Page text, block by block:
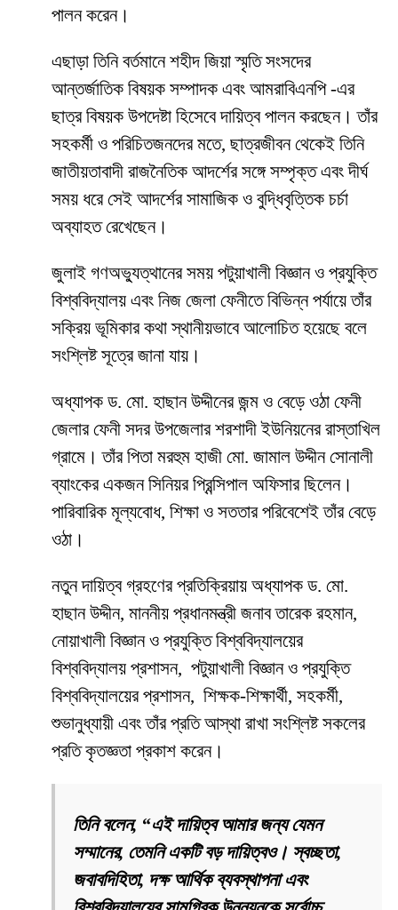
পালন করেন।
এছাড়া তিনি বর্তমানে শহীদ জিয়া স্মৃতি সংসদের
আন্তর্জাতিক বিষয়ক সম্পাদক এবং আমরাবিএনপি -এর
ছাত্র বিষয়ক উপদেষ্টা হিসেবে দায়িত্ব পালন করছেন। তাঁর
সহকর্মী ও পরিচিতজনদের মতে, ছাত্রজীবন থেকেই তিনি
জাতীয়তাবাদী রাজনৈতিক আদর্শের সঙ্গে সম্পৃক্ত এবং দীর্ঘ
সময় ধরে সেই আদর্শের সামাজিক ও বুদ্ধিবৃত্তিক চর্চা
অব্যাহত রেখেছেন।
জুলাই গণঅভ্যুত্থানের সময় পটুয়াখালী বিজ্ঞান ও প্রযুক্তি
বিশ্ববিদ্যালয় এবং নিজ জেলা ফেনীতে বিভিন্ন পর্যায়ে তাঁর
সক্রিয় ভূমিকার কথা স্থানীয়ভাবে আলোচিত হয়েছে বলে
সংশ্লিষ্ট সূত্রে জানা যায়।
অধ্যাপক ড. মো. হাছান উদ্দীনের জন্ম ও বেড়ে ওঠা ফেনী
জেলার ফেনী সদর উপজেলার শরশাদী ইউনিয়নের রাস্তাখিল
গ্রামে। তাঁর পিতা মরহুম হাজী মো. জামাল উদ্দীন সোনালী
ব্যাংকের একজন সিনিয়র প্রিন্সিপাল অফিসার ছিলেন।
পারিবারিক মূল্যবোধ, শিক্ষা ও সততার পরিবেশেই তাঁর বেড়ে
ওঠা।
নতুন দায়িত্ব গ্রহণের প্রতিক্রিয়ায় অধ্যাপক ড. মো.
হাছান উদ্দীন, মাননীয় প্রধানমন্ত্রী জনাব তারেক রহমান,
নোয়াখালী বিজ্ঞান ও প্রযুক্তি বিশ্ববিদ্যালয়ের
বিশ্ববিদ্যালয় প্রশাসন, পটুয়াখালী বিজ্ঞান ও প্রযুক্তি
বিশ্ববিদ্যালয়ের প্রশাসন, শিক্ষক-শিক্ষার্থী, সহকর্মী,
শুভানুধ্যায়ী এবং তাঁর প্রতি আস্থা রাখা সংশ্লিষ্ট সকলের
প্রতি কৃতজ্ঞতা প্রকাশ করেন।
তিনি বলেন, “এই দায়িত্ব আমার জন্য যেমন
সম্মানের, তেমনি একটি বড় দায়িত্বও। স্বচ্ছতা,
জবাবদিহিতা, দক্ষ আর্থিক ব্যবস্থাপনা এবং